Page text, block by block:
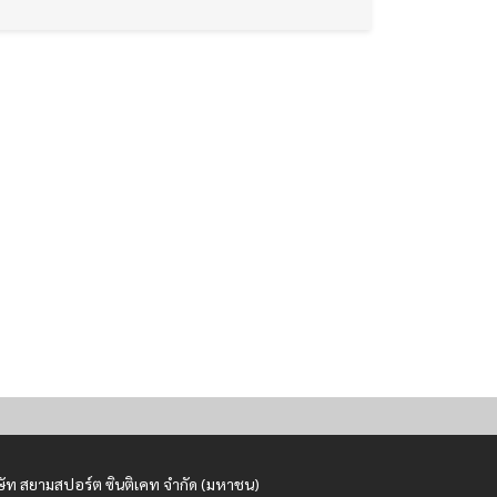
สยามสปอร์ต ซินติเคท จำกัด (มหาชน)